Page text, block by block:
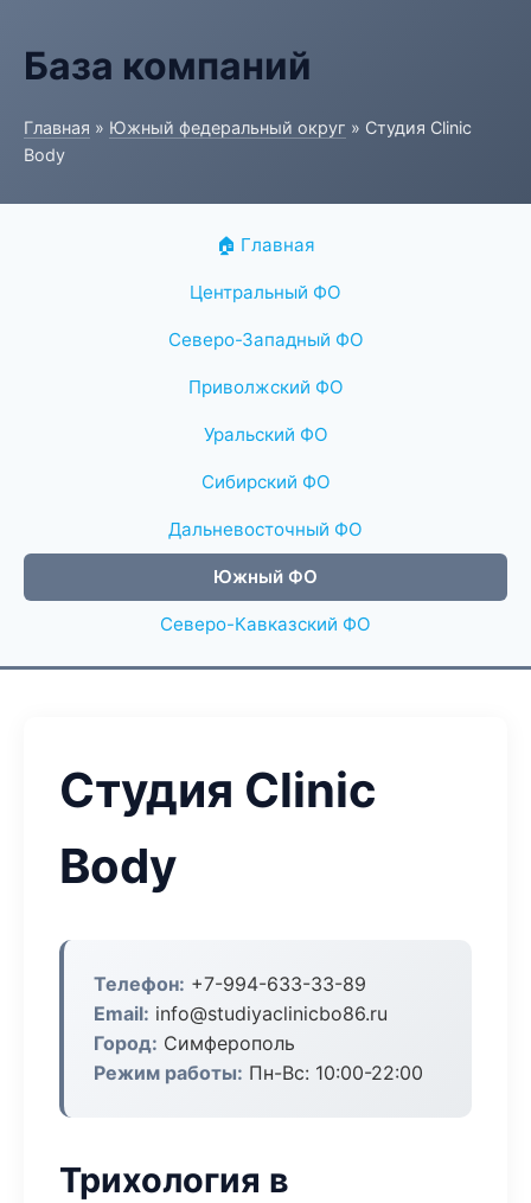
База компаний
Главная » Южный федеральный округ » Студия Clinic
Body
🏠 Главная
Центральный ФО
Северо-Западный ФО
Приволжский ФО
Уральский ФО
Сибирский ФО
Дальневосточный ФО
Южный ФО
Северо-Кавказский ФО
Студия Clinic
Body
Телефон: +7-994-633-33-89
Email: info@studiyaclinicbo86.ru
Город: Симферополь
Режим работы: Пн-Вс: 10:00-22:00
Трихология в